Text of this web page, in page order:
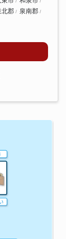
北郡
泉南郡